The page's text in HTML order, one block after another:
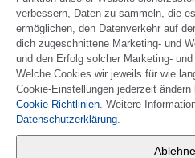
verbessern, Daten zu sammeln, die
ermöglichen, den Datenverkehr auf
dich zugeschnittene Marketing- und
und den Erfolg solcher Marketing-
Welche Cookies wir jeweils für wie
Cookie-Einstellungen jederzeit
Cookie-Richtlinien. Weitere
Datenschutzerklärung.